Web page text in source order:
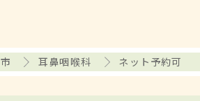
耳鼻咽喉科 ネット予約可